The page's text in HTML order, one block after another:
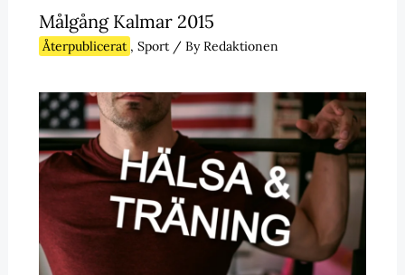
Målgång Kalmar 2015
Återpublicerat , Sport/ ByRedaktionen